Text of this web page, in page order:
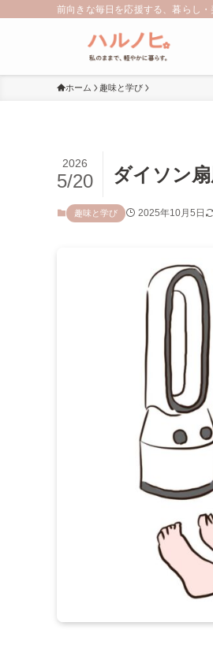
前向きな毎日を応援する、暮らし
ホーム 趣味と学び
ダイソン
2026
5/20
趣味と学び 2025年10月5日